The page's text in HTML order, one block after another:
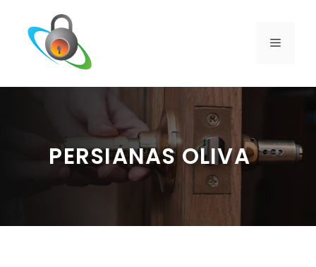
contenido
MENÚ
PERSIANAS OLIVA